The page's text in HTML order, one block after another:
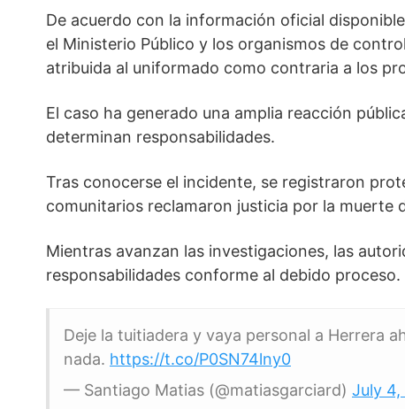
De acuerdo con la información oficial
el Ministerio Público y los organismos de
atribuida al uniformado como contraria a los
El caso ha generado una amplia reacción
determinan responsabilidades.
Tras conocerse el incidente, se registraron
comunitarios reclamaron justicia por la muerte
Mientras avanzan las investigaciones, las
responsabilidades conforme al debido proceso.
Deje la tuitiadera y vaya personal a Herrera
nada. https://t.co/P0SN74lny0
— Santiago Matias (@matiasgarciard) July 4,